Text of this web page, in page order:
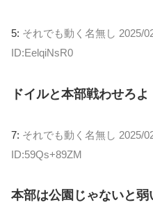
5: それでも動く名無し 2025/
ID:EelqiNsR0
ドイルと本部戦わせろよ
7: それでも動く名無し 2025/
ID:59Qs+89ZM
本部は公園じゃないと弱